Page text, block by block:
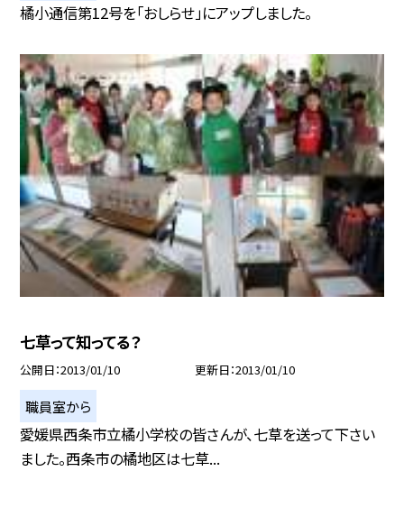
橘小通信第12号を「おしらせ」にアップしました。
七草って知ってる？
公開日 2013/01/10 更新日 2013/01/10
職員室から
愛媛県西条市立橘小学校の皆さんが、七草を送って下さい
ました。西条市の橘地区は七草...